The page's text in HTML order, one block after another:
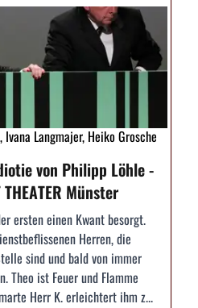
Ivana Langmajer, Heiko Grosche
von Philipp Löhle -
THEATER Münster
ersten einen Kwant besorgt.
Herren, die
sind und bald von immer
Theo ist Feuer und Flamme
Herr K. erleichtert ihm z...